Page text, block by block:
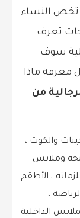
تخص النساء
تعرف
سوف
معرفة ماذا
من
والكوت ،
وملابس
، الأطقم
،
الداخلية